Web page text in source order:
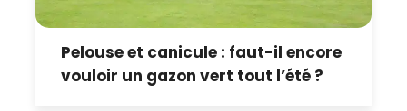
Pelouse et canicule : faut-il encore
vouloir un gazon vert tout l’été ?